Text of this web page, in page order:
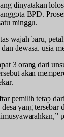
dinyatakan
BPD.
minggu.
wajah baru,
dewasa, usia
3 orang dari
akan
pemilih tetap
yang tersebar